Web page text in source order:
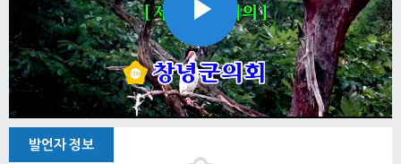
Play
Video
발언자 정보